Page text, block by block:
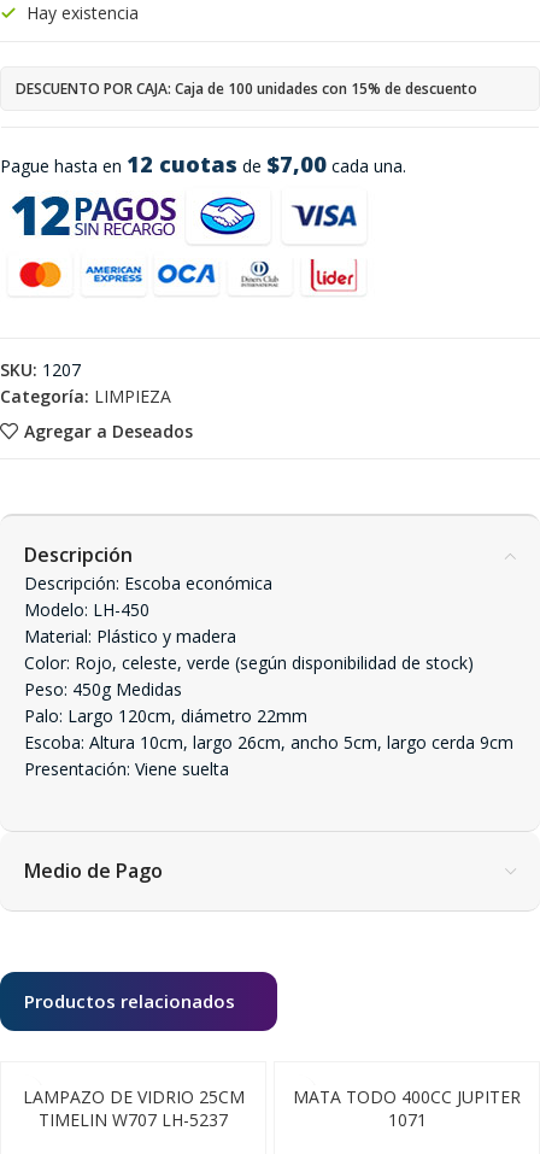
Pague hasta en 12 cuotas de $7,00 cada una.
Hay existencia
DESCUENTO POR CAJA: Caja de 100 unidades con 15% de descuento
Agregar a Deseados
SKU: 1207
Categoría: LIMPIEZA
Descripción
Descripción: Escoba económica
Modelo: LH-450
Material: Plástico y madera
Color: Rojo, celeste, verde (según disponibilidad de stock)
Peso: 450g Medidas
Palo: Largo 120cm, diámetro 22mm
Escoba: Altura 10cm, largo 26cm, ancho 5cm, largo cerda 9cm
Presentación: Viene suelta
Medio de Pago
Productos relacionados
LAMPAZO DE VIDRIO 25CM
TIMELIN W707 LH-5237
MATA TODO 400CC JUPITER
1071